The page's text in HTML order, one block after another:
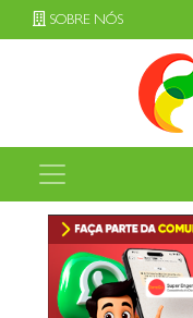
SOBRE NÓS